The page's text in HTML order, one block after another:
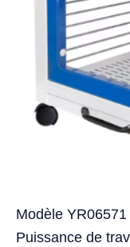
Modèle
Puissance de